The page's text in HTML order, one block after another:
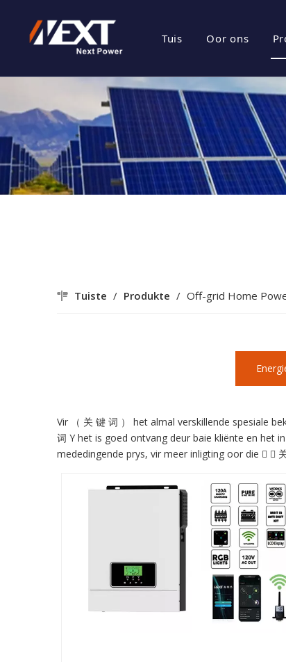
Tuis Oor ons
Sertifikaat
Tuiste / Produkte / Off-grid Home
Vir （ 关 键 词 ） het almal verskillende spesiale
词 Y het is goed ontvang deur baie kliënte en het
mededingende prys, vir meer inligting oor die  （